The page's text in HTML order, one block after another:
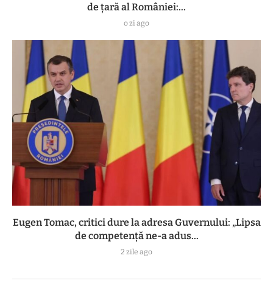
de țară al României:...
o zi ago
Eugen Tomac, critici dure la adresa Guvernului: „Lipsa
de competență ne-a adus...
2 zile ago